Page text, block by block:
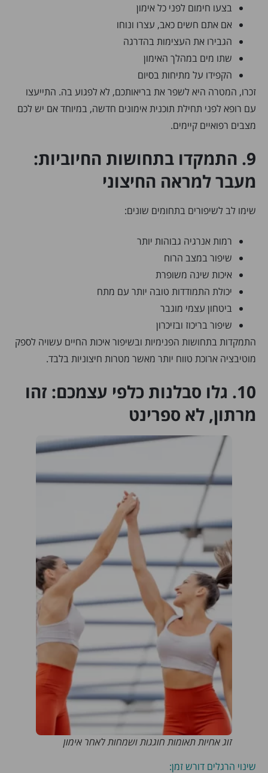
בצעו חימום לפני כל אימון
אם אתם חשים כאב, עצרו ונוחו
הגבירו את העצימות בהדרגה
שתו מים במהלך האימון
הקפידו על מתיחות בסיום
זכרו, המטרה היא לשפר את בריאותכם, לא לפגוע בה. התייעצו
עם רופא לפני תחילת תוכנית אימונים חדשה, במיוחד אם יש לכם
מצבים רפואיים קיימים.
9. התמקדו בתחושות החיוביות:
מעבר למראה החיצוני
שימו לב לשיפורים בתחומים שונים:
רמות אנרגיה גבוהות יותר
שיפור במצב הרוח
איכות שינה משופרת
יכולת התמודדות טובה יותר עם מתח
ביטחון עצמי מוגבר
שיפור בריכוז ובזיכרון
התמקדות בתחושות הפנימיות ובשיפור איכות החיים עשויה לספק
מוטיבציה ארוכת טווח יותר מאשר מטרות חיצוניות בלבד.
10. גלו סבלנות כלפי עצמכם: זהו
מרתון, לא ספרינט
זוג אחיות תאומות חוגגות ושמחות לאחר אימון
שינוי הרגלים דורש זמן: